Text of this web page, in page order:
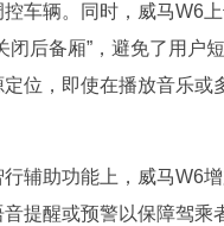
车辆。同时，威马W6
后备厢”，避免了用户
位，即使在播放音乐或
辅助功能上，威马W6
提醒或预警以保障驾乘